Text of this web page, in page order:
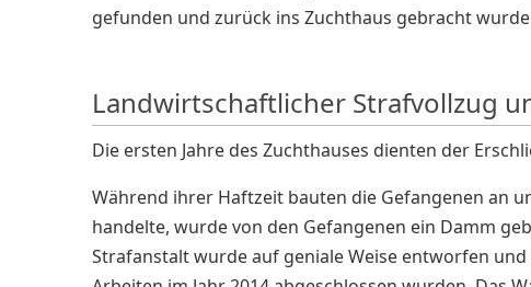
gefunden und zurück ins Zuchthaus gebracht
Landwirtschaftlicher Strafvollzug
Die ersten Jahre des Zuchthauses dienten der
Während ihrer Haftzeit bauten die Gefangenen an
handelte, wurde von den Gefangenen ein Damm
Strafanstalt wurde auf geniale Weise entworfen